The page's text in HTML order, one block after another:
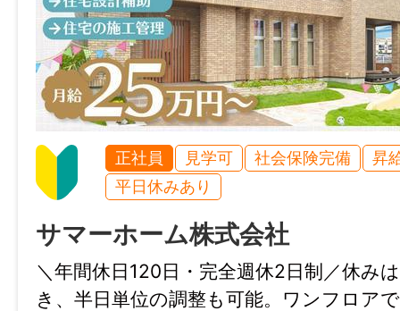
正社員 見学可 社会保険完備
昇
平日休みあり
サマーホーム株式会社
＼年間休日120日・完全週休2日制／休み
き、半日単位の調整も可能。ワンフロア